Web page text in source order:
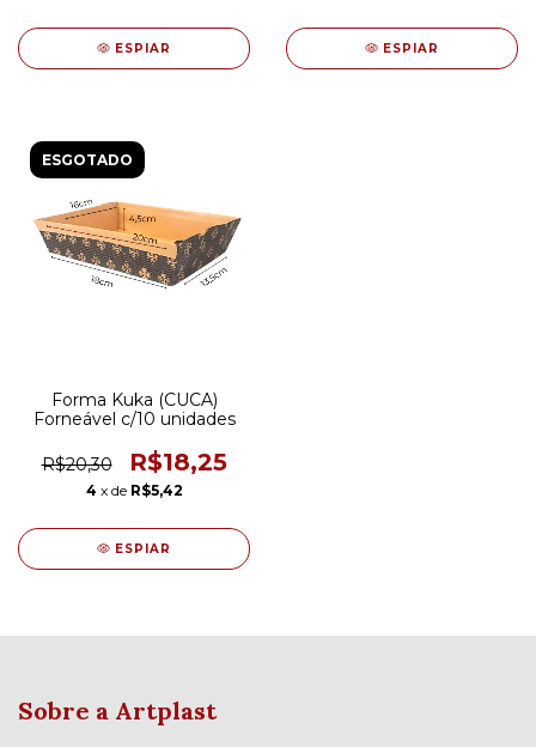
ESPIAR ESPIAR
ESGOTADO
Forma Kuka (CUCA)
Forneável c/10 unidades
R$20,30 R$18,25
4 x de R$5,42
ESPIAR
Sobre a Artplast